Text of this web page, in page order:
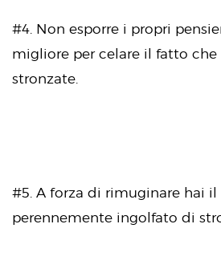
#4. Non esporre i propri
migliore per celare il fatto che
stronzate.
#5. A forza di rimuginare hai il
perennemente ingolfato di